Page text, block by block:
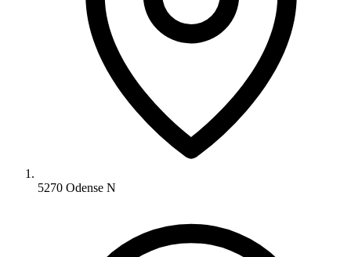
5270 Odense N